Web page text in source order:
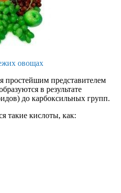
овощах
простейшим представителем
в результате
до карбоксильных групп.
такие кислоты, как: